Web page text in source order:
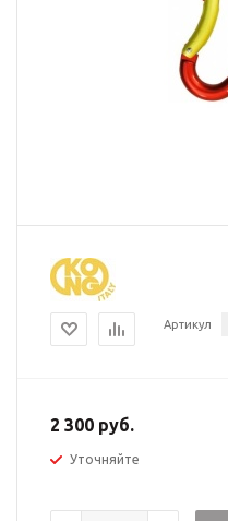
Артикул
2 300 руб.
Уточняйте